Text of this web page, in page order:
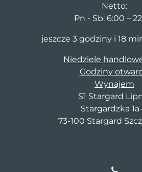
Netto:
Pn - Sb: 6:00 –
jeszcze 3 godziny i 18
Niedziele
Godziny
Wynajem
S1 Stargard
Stargardzka
73-100 Stargard